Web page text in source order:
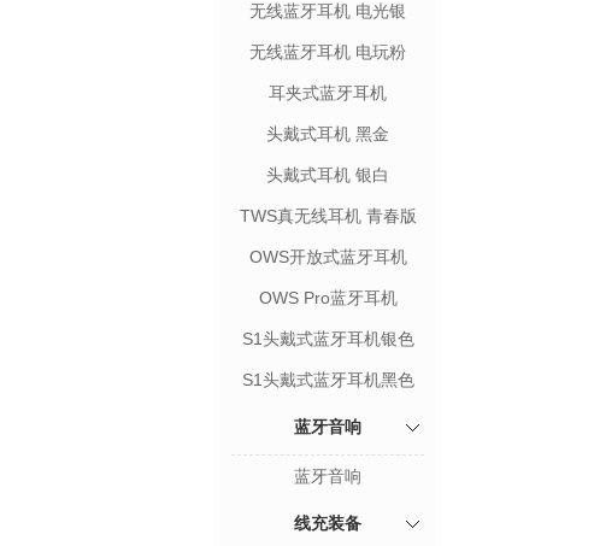
无线蓝牙耳机 电光银
无线蓝牙耳机 电玩粉
耳夹式蓝牙耳机
头戴式耳机 黑金
头戴式耳机 银白
TWS真无线耳机 青春版
OWS开放式蓝牙耳机
OWS Pro蓝牙耳机
S1头戴式蓝牙耳机银色
S1头戴式蓝牙耳机黑色
蓝牙音响
蓝牙音响
线充装备